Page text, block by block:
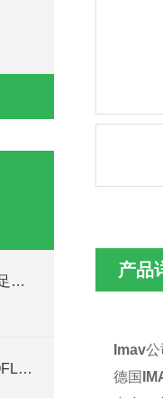
PI （Physik Instrumente）六足位移台适用于光纤校准
SONOTEC超声传感器SONOFLOW CO.55的特点介绍
产品
Imav公
德国